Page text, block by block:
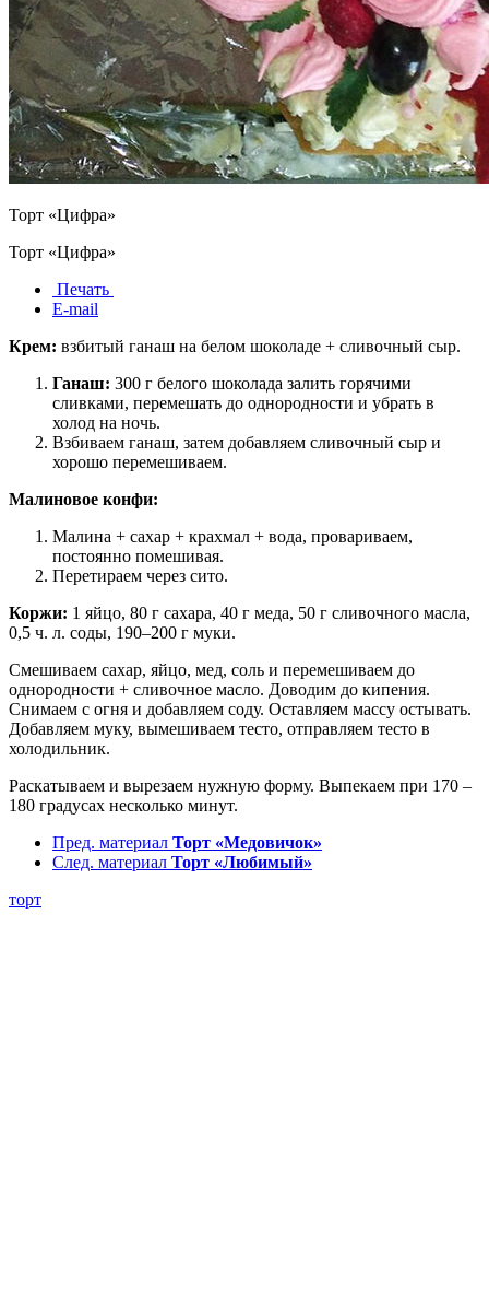
Торт «Цифра»
Торт «Цифра»
Печать
E-mail
Крем: взбитый ганаш на белом шоколаде + сливочный сыр.
Ганаш: 300 г белого шоколада залить горячими
сливками, перемешать до однородности и убрать в
холод на ночь.
Взбиваем ганаш, затем добавляем сливочный сыр и
хорошо перемешиваем.
Малиновое конфи:
Малина + сахар + крахмал + вода, провариваем,
постоянно помешивая.
Перетираем через сито.
Коржи: 1 яйцо, 80 г сахара, 40 г меда, 50 г сливочного масла,
0,5 ч. л. соды, 190–200 г муки.
Смешиваем сахар, яйцо, мед, соль и перемешиваем до
однородности + сливочное масло. Доводим до кипения.
Снимаем с огня и добавляем соду. Оставляем массу остывать.
Добавляем муку, вымешиваем тесто, отправляем тесто в
холодильник.
Раскатываем и вырезаем нужную форму. Выпекаем при 170 –
180 градусах несколько минут.
Пред. материал Торт «Медовичок»
След. материал Торт «Любимый»
торт